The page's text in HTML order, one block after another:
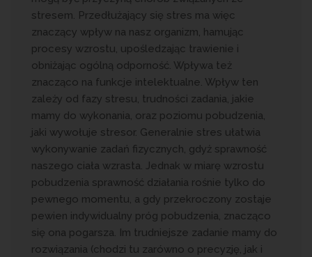
stresem. Przedłużający się stres ma więc
znaczący wpływ na nasz organizm, hamując
procesy wzrostu, upośledzając trawienie i
obniżając ogólną odporność. Wpływa też
znacząco na funkcje intelektualne. Wpływ ten
zależy od fazy stresu, trudności zadania, jakie
mamy do wykonania, oraz poziomu pobudzenia,
jaki wywołuje stresor. Generalnie stres ułatwia
wykonywanie zadań fizycznych, gdyż sprawność
naszego ciała wzrasta. Jednak w miarę wzrostu
pobudzenia sprawność działania rośnie tylko do
pewnego momentu, a gdy przekroczony zostaje
pewien indywidualny próg pobudzenia, znacząco
się ona pogarsza. Im trudniejsze zadanie mamy do
rozwiązania (chodzi tu zarówno o precyzję, jak i